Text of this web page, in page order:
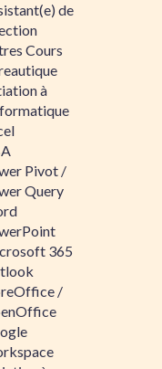
de
Cours
à
Pivot /
Query
365
/